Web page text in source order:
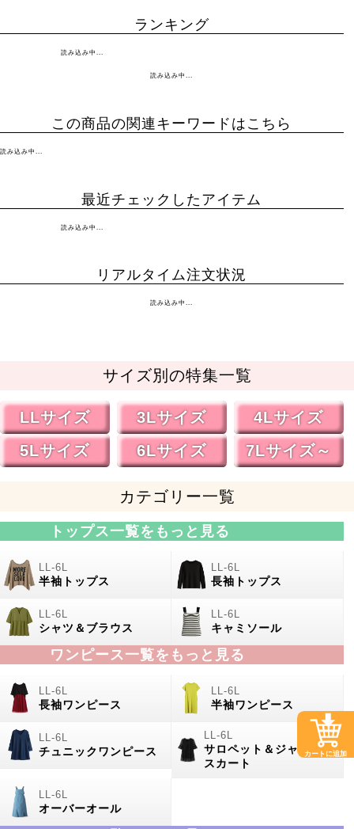
ランキング
読み込み中...
読み込み中...
この商品の関連キーワードはこちら
読み込み中...
最近チェックしたアイテム
読み込み中...
リアルタイム注文状況
読み込み中...
サイズ別の特集一覧
LLサイズ 3Lサイズ
4Lサイズ
5Lサイズ
6Lサイズ 7Lサイズ～
カテゴリー一覧
トップス一覧をもっと見る
半袖トップス 長袖トップス
シャツ＆ブラウス キャミソール
ワンピース一覧をもっと見る
長袖ワンピース 半袖ワンピース
チュニックワンピース
サロペット＆ジャンパー
スカート
オーバーオール
カートに追加